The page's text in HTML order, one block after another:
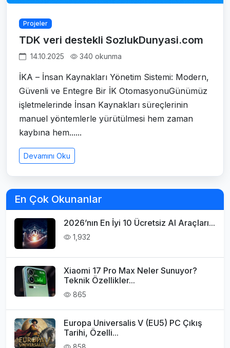
Projeler
TDK veri destekli SozlukDunyasi.com
14.10.2025 340 okunma
İKA – İnsan Kaynakları Yönetim Sistemi: Modern,
Güvenli ve Entegre Bir İK OtomasyonuGünümüz
işletmelerinde İnsan Kaynakları süreçlerinin
manuel yöntemlerle yürütülmesi hem zaman
kaybına hem......
Devamını Oku
En Çok Okunanlar
2026’nın En İyi 10 Ücretsiz AI Araçları...
1,932
Xiaomi 17 Pro Max Neler Sunuyor?
Teknik Özellikler...
865
Europa Universalis V (EU5) PC Çıkış
Tarihi, Özelli...